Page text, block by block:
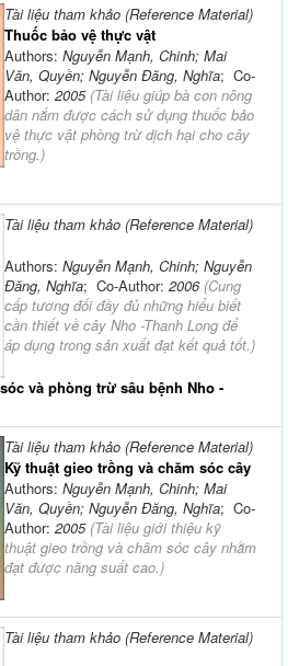
Tài liệu tham khảo (Reference Material)
Thuốc bảo vệ thực vật
Authors: Nguyễn Mạnh, Chinh; Mai
Văn, Quyền; Nguyễn Đăng, Nghĩa; Co-
Author: 2005(Tài liệu giúp bà con nông
dân nắm được cách sử dụng thuốc bảo
vệ thực vật phòng trừ dịch hại cho cây
trồng.)
Tài liệu tham khảo (Reference Material)
và phòng trừ sâu bệnh Nho -
Authors: Nguyễn Mạnh, Chinh; Nguyễn
Đăng, Nghĩa; Co-Author: 2006(Cung
cấp tương đối đầy đủ những hiểu biết
cần thiết về cây Nho -Thanh Long để
áp dụng trong sản xuất đạt kết quả tốt.)
Tài liệu tham khảo (Reference Material)
Kỹ thuật gieo trồng và chăm sóc cây
Authors: Nguyễn Mạnh, Chinh; Mai
Văn, Quyền; Nguyễn Đăng, Nghĩa; Co-
Author: 2005(Tài liệu giới thiệu kỹ
thuật gieo trồng và chăm sóc cây nhằm
đạt được năng suất cao.)
Tài liệu tham khảo (Reference Material)